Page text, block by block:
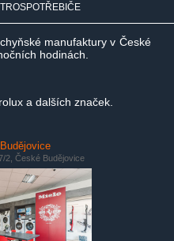
manufaktury v České
hodinách.
a dalších značek.
2, České Budějovice